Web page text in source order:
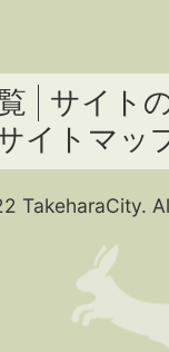
サイト
イトマッ
TakeharaCity.